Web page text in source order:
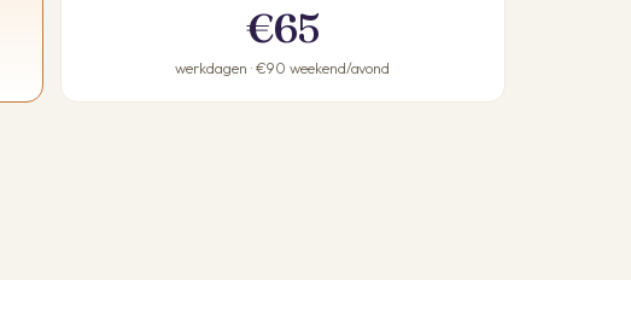
€65
werkdagen · €90 weekend/avond